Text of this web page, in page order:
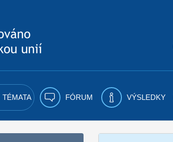
TÉMATA FÓRUM VÝSLEDKY